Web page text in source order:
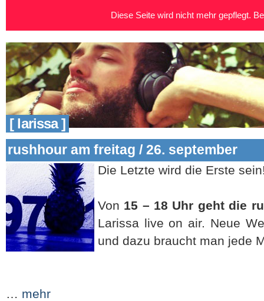
[ larissa ]
rushhour am freitag / 26. september
Die Letzte wird die Erste
Von 15 – 18 Uhr geht die
Larissa live on air. Neue
und dazu braucht man jede
… mehr
Diese Seite wird nicht mehr gepflegt.